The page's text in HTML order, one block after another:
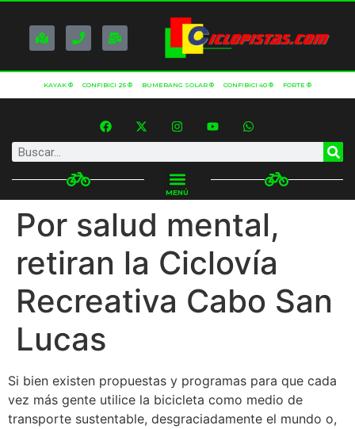
KAYAK ® CONFIBICI 25 ® BUMERANG SOLAR ® CONFIBICI 40 ® FORTE ®
MENÚ
Por salud mental,
retiran la Ciclovía
Recreativa Cabo San
Lucas
Si bien existen propuestas y programas para que cada
vez más gente utilice la bicicleta como medio de
transporte sustentable, desgraciadamente el mundo o,